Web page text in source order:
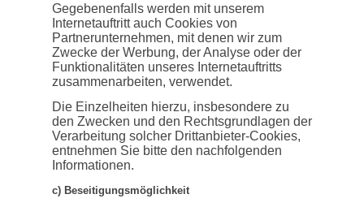
Gegebenenfalls werden mit unserem
Internetauftritt auch Cookies von
Partnerunternehmen, mit denen wir zum
Zwecke der Werbung, der Analyse oder der
Funktionalitäten unseres Internetauftritts
zusammenarbeiten, verwendet.
Die Einzelheiten hierzu, insbesondere zu
den Zwecken und den Rechtsgrundlagen der
Verarbeitung solcher Drittanbieter-Cookies,
entnehmen Sie bitte den nachfolgenden
Informationen.
c) Beseitigungsmöglichkeit